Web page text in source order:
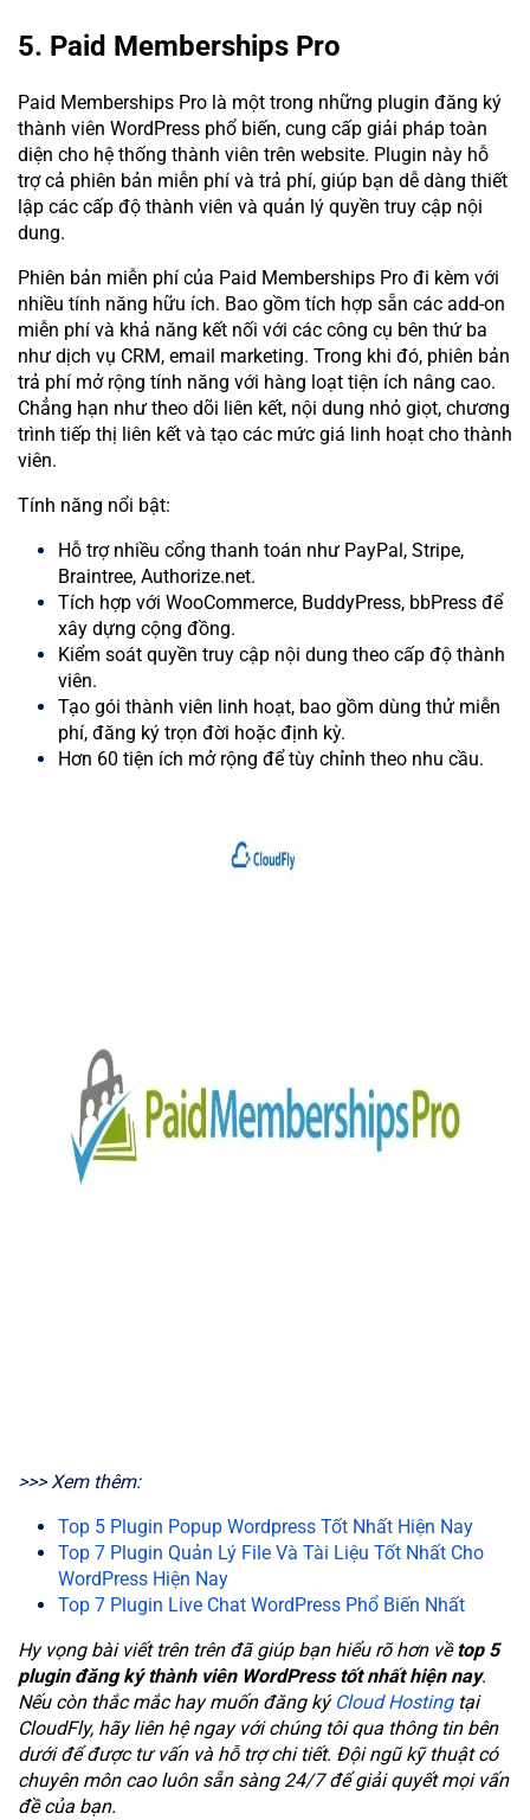
5. Paid Memberships Pro
Paid Memberships Pro là một trong những plugin đăng ký
thành viên WordPress phổ biến, cung cấp giải pháp toàn
diện cho hệ thống thành viên trên website. Plugin này hỗ
trợ cả phiên bản miễn phí và trả phí, giúp bạn dễ dàng thiết
lập các cấp độ thành viên và quản lý quyền truy cập nội
dung.
Phiên bản miễn phí của Paid Memberships Pro đi kèm với
nhiều tính năng hữu ích. Bao gồm tích hợp sẵn các add-on
miễn phí và khả năng kết nối với các công cụ bên thứ ba
như dịch vụ CRM, email marketing. Trong khi đó, phiên bản
trả phí mở rộng tính năng với hàng loạt tiện ích nâng cao.
Chẳng hạn như theo dõi liên kết, nội dung nhỏ giọt, chương
trình tiếp thị liên kết và tạo các mức giá linh hoạt cho thành
viên.
Tính năng nổi bật:
Hỗ trợ nhiều cổng thanh toán như PayPal, Stripe,
Braintree, Authorize.net.
Tích hợp với WooCommerce, BuddyPress, bbPress để
xây dựng cộng đồng.
Kiểm soát quyền truy cập nội dung theo cấp độ thành
viên.
Tạo gói thành viên linh hoạt, bao gồm dùng thử miễn
phí, đăng ký trọn đời hoặc định kỳ.
Hơn 60 tiện ích mở rộng để tùy chỉnh theo nhu cầu.
>>> Xem thêm:
Top 5 Plugin Popup Wordpress Tốt Nhất Hiện Nay
Top 7 Plugin Quản Lý File Và Tài Liệu Tốt Nhất Cho
WordPress Hiện Nay
Top 7 Plugin Live Chat WordPress Phổ Biến Nhất
Hy vọng bài viết trên trên đã giúp bạn hiểu rõ hơn vềtop 5
plugin đăng ký thành viên WordPress tốt nhất hiện nay.
Nếu còn thắc mắc hay muốn đăng ký Cloud Hostingtại
CloudFly, hãy liên hệ ngay với chúng tôi qua thông tin bên
dưới để được tư vấn và hỗ trợ chi tiết. Đội ngũ kỹ thuật có
chuyên môn cao luôn sẵn sàng 24/7 để giải quyết mọi vấn
đề của bạn.